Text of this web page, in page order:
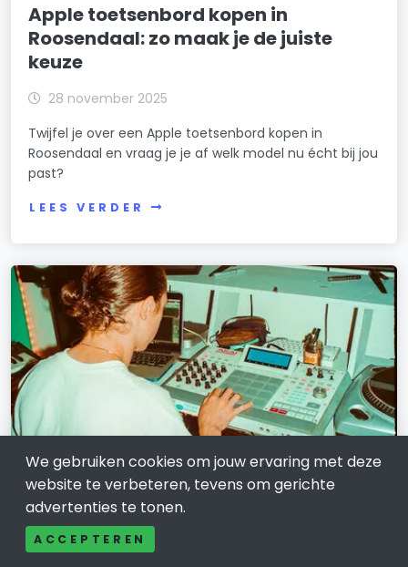
Apple toetsenbord kopen in
Roosendaal: zo maak je de juiste
keuze
28 november 2025
Twijfel je over een Apple toetsenbord kopen in
Roosendaal en vraag je je af welk model nu écht bij jou
past?
LEES VERDER
COMMUNICATIE EN MEDIA
Rivierenland Radio: trots op de regio,
trots op elkaar
We gebruiken cookies om jouw ervaring met deze
website te verbeteren, tevens om gerichte
advertenties te tonen.
ACCEPTEREN